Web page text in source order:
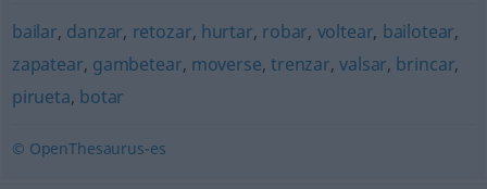
bailar, danzar, retozar, hurtar, robar, voltear, bailotear,
zapatear, gambetear, moverse, trenzar,valsar, brincar,
pirueta, botar
© OpenThesaurus-es